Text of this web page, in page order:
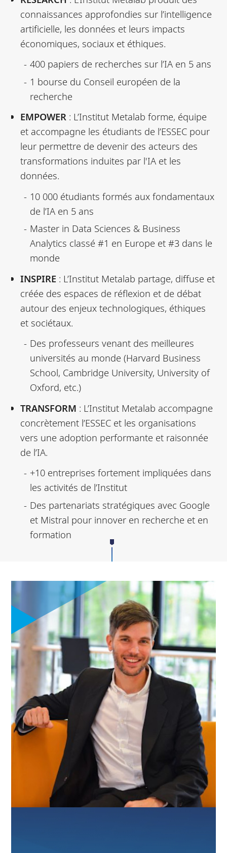
connaissances approfondies sur l’intelligence
artificielle, les données et leurs impacts
économiques, sociaux et éthiques.
400 papiers de recherches sur l’IA en 5 ans
1 bourse du Conseil européen de la
recherche
EMPOWER: L’Institut Metalab forme, équipe
et accompagne les étudiants de l’ESSEC pour
leur permettre de devenir des acteurs des
transformations induites par l'IA et les
données.
10 000 étudiants formés aux fondamentaux
de l’IA en 5 ans
Master in Data Sciences & Business
Analytics classé #1 en Europe et #3 dans le
monde
INSPIRE: L’Institut Metalab partage, diffuse et
créée des espaces de réflexion et de débat
autour des enjeux technologiques, éthiques
et sociétaux.
Des professeurs venant des meilleures
universités au monde (Harvard Business
School, Cambridge University, University of
Oxford, etc.)
TRANSFORM : L’Institut Metalab accompagne
concrètement l’ESSEC et les organisations
vers une adoption performante et raisonnée
de l’IA.
+10 entreprises fortement impliquées dans
les activités de l’Institut
Des partenariats stratégiques avec Google
et Mistral pour innover en recherche et en
formation